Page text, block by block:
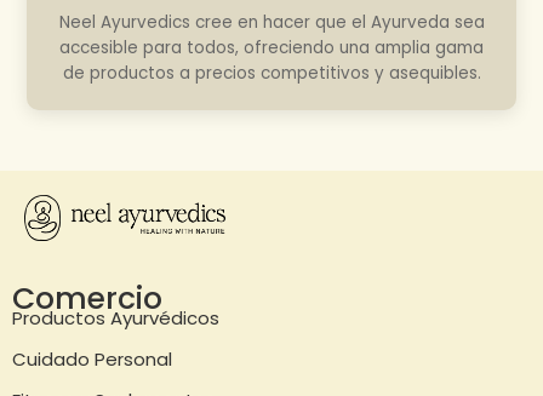
Neel Ayurvedics cree en hacer que el Ayurveda sea
accesible para todos, ofreciendo una amplia gama
de productos a precios competitivos y asequibles.
Comercio
Productos Ayurvédicos
Cuidado Personal